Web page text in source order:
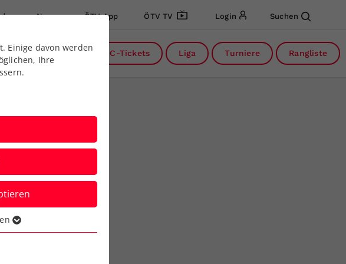
News ÖTV App ÖTV TV Login Suchen
uns Kreise DC-Tickets Liga Turniere Rangliste
Einige davon werden
Ihre
der
die Webseite